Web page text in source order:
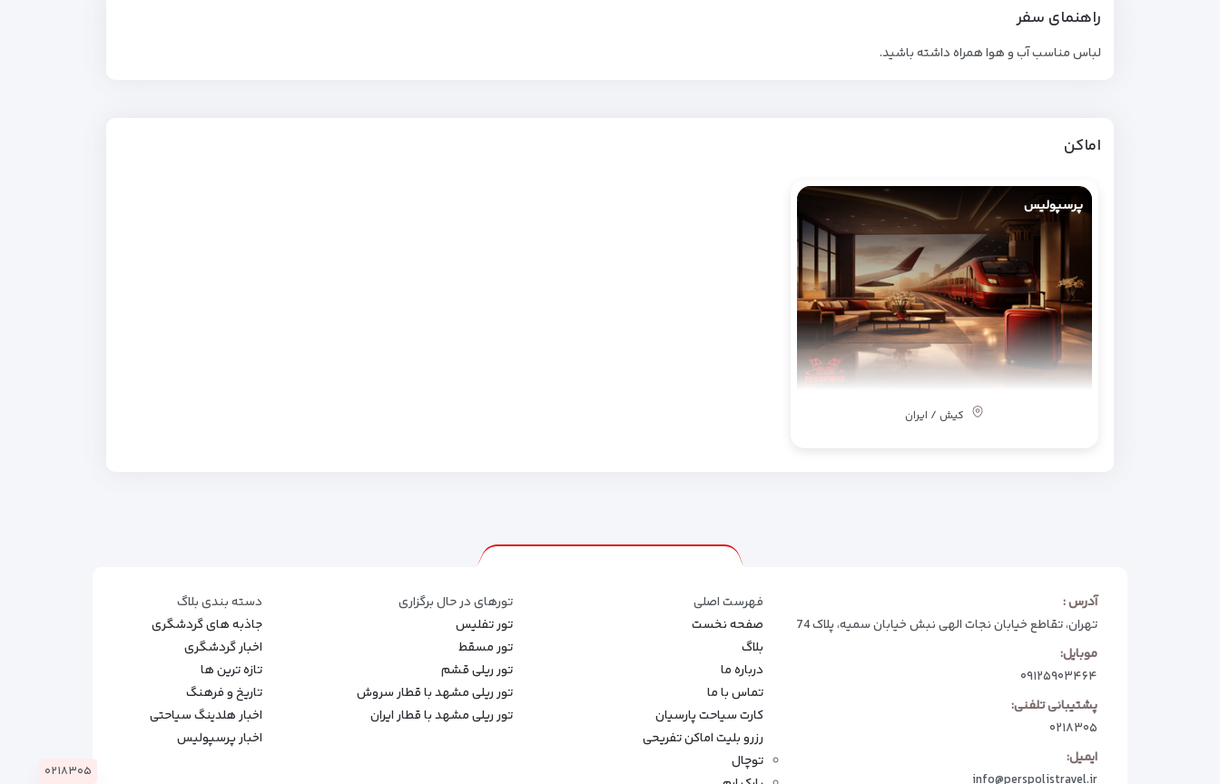
راهنمای سفر
لباس مناسب آب و هوا همراه داشته باشید.
اماکن
پرسپولیس
کیش / ایران
آدرس :
تهران، تقاطع خیابان نجات الهی نبش خیابان سمیه، پلاک 74
موبایل:
۰۹۱۲۵۹۰۳۴۶۴
پشتیبانی تلفنی:
۰۲۱۸۳۰۵
ایمیل:
فهرست اصلی
صفحه نخست
بلاگ
درباره ما
تماس با ما
کارت سیاحت پارسیان
رزرو بلیت اماکن تفریحی
توچال
تورهای در حال برگزاری
تور تفلیس
تور مسقط
تور ریلی قشم
تور ریلی مشهد با قطار سروش
تور ریلی مشهد با قطار ایران
دسته بندی بلاگ
جاذبه های گردشگری
اخبار گردشگری
تازه ترین ها
تاریخ و فرهنگ
اخبار هلدینگ سیاحتی
اخبار پرسپولیس
۰۲۱۸۳۰۵